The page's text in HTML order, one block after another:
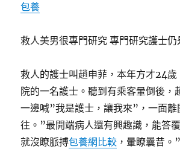
包養
救人美男很專門研究 專門研究護士仍
救人的護士叫趙申菲，本年方才24
院的一名護士。聽到有乘客暈倒後，
一邊喊”我是護士，讓我來”，一面離
往。”最開端病人還有興趣識，能答
就沒瞭脈搏包養網比較 ，暈瞭曩昔